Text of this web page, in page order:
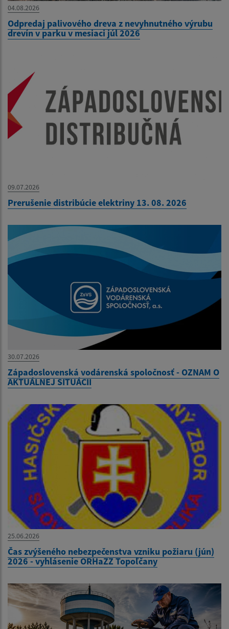
04.08.2026
Odpredaj palivového dreva z nevyhnutného výrubu
drevín v parku v mesiaci júl 2026
09.07.2026
Prerušenie distribúcie elektriny 13. 08. 2026
30.07.2026
Západoslovenská vodárenská spoločnosť - OZNAM O
AKTUÁLNEJ SITUÁCII
25.06.2026
Čas zvýšeného nebezpečenstva vzniku požiaru (jún)
2026 - vyhlásenie ORHaZZ Topoľčany